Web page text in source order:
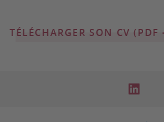
TÉLÉCHARGER SON CV